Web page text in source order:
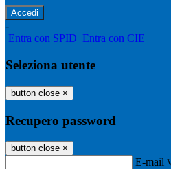
-
Entra con SPID Entra con CIE
Seleziona utente
button close ×
Recupero password
button close ×
E-mail